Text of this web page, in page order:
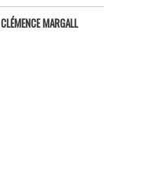
CLÉMENCE MARGALL